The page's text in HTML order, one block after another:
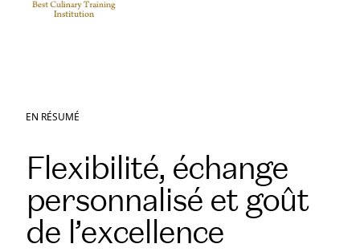
EN RÉSUMÉ
Flexibilité, échange
personnalisé et goût
de l’excellence